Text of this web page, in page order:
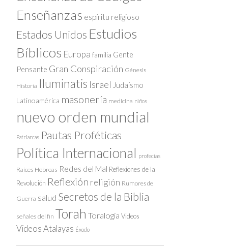
Enseñanzas espíritu religioso
Estados Unidos Estudios
Bíblicos Europa familia Gente
Pensante Gran Conspiración Génesis
Historia Iluminatis Israel Judaísmo
Latinoamérica masonería medicina niños
nuevo orden mundial
Patriarcas Pautas Proféticas
Política Internacional profecías
Raíces Hebreas Redes del Mal Reflexiones de la
Revolución Reflexión religión Rumores de
Guerra salud Secretos de la Biblia
señales del fin Torah Toralogía Videos
Videos Atalayas Éxodo